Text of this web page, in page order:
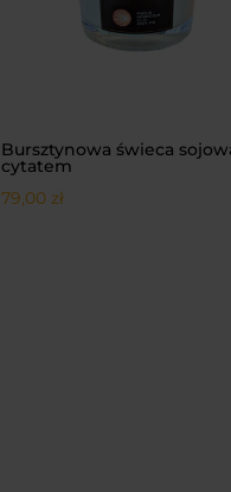
Bursztynowa świeca
cytatem
79,00 zł